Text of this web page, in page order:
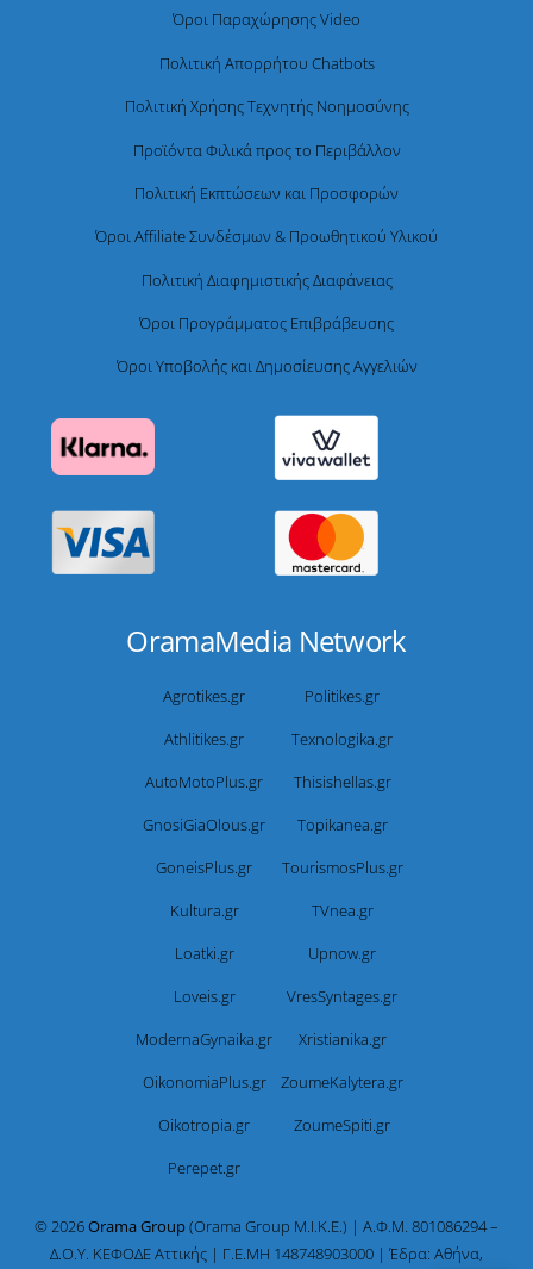
Όροι Παραχώρησης Video
Πολιτική Απορρήτου Chatbots
Πολιτική Χρήσης Τεχνητής Νοημοσύνης
Προϊόντα Φιλικά προς το Περιβάλλον
Πολιτική Εκπτώσεων και Προσφορών
Όροι Affiliate Συνδέσμων & Προωθητικού Υλικού
Πολιτική Διαφημιστικής Διαφάνειας
Όροι Προγράμματος Επιβράβευσης
Όροι Υποβολής και Δημοσίευσης Αγγελιών
OramaMedia Network
Agrotikes.gr
Politikes.gr
Athlitikes.gr
Texnologika.gr
AutoMotoPlus.gr
Thisishellas.gr
GnosiGiaOlous.gr
Topikanea.gr
GoneisPlus.gr
TourismosPlus.gr
Kultura.gr
TVnea.gr
Loatki.gr
Upnow.gr
Loveis.gr
VresSyntages.gr
ModernaGynaika.gr
Xristianika.gr
OikonomiaPlus.gr
ZoumeKalytera.gr
Oikotropia.gr
ZoumeSpiti.gr
Perepet.gr
© 2026Orama Group(Orama Group Μ.Ι.Κ.Ε.) | Α.Φ.Μ. 801086294 –
Δ.Ο.Υ. ΚΕΦΟΔΕ Αττικής | Γ.Ε.ΜΗ 148748903000 | Έδρα: Αθήνα,